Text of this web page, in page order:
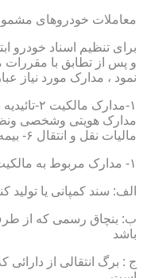
معاملات خودروهای
برای تنظیم اسناد خودرو
و پس از تطابق با مقررات
نمود ، مدارک مورد نیاز
مالیات نقل و انتقال ۶- بیمه نامه شخص ثالث معتبر ۷-کارت سوخت
۱- مدارک مربوط به مالکیت فروشنده که عبارتند از
الف: سند کمپانی یا تولید
ب: بنچاق رسمی که از
باشد
ج : برگ انتقالی از